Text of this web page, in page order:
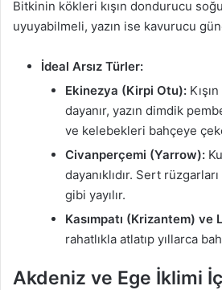
Bitkinin kökleri kışın dondurucu
uyuyabilmeli, yazın ise kavurucu
İdeal Arsız Türler:
Ekinezya (Kirpi Otu):
dayanır, yazın dimdik
ve kelebekleri bahçeye
Civanperçemi (Yarrow):
dayanıklıdır. Sert
gibi yayılır.
Kasımpatı (Krizantem) ve
rahatlıkla atlatıp yıllarca
Akdeniz ve Ege İklimi